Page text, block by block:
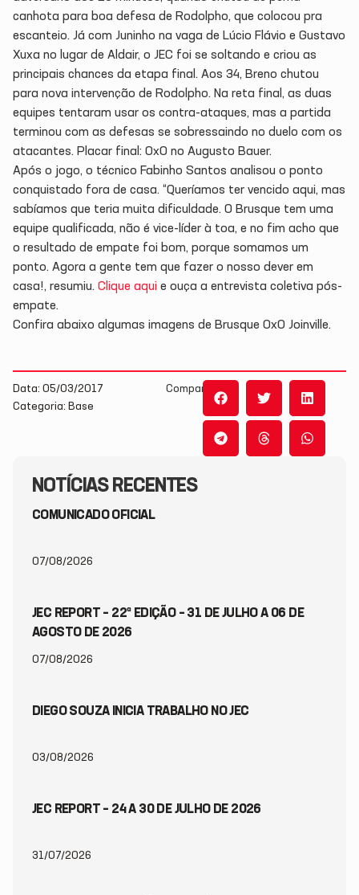
NOTÍCIAS RECENTES
COMUNICADO OFICIAL
07/08/2026
JEC REPORT – 22ª EDIÇÃO – 31 DE JULHO A 06 DE
AGOSTO DE 2026
07/08/2026
DIEGO SOUZA INICIA TRABALHO NO JEC
03/08/2026
JEC REPORT – 24 A 30 DE JULHO DE 2026
31/07/2026
canhota para boa defesa de Rodolpho, que colocou pra
escanteio. Já com Juninho na vaga de Lúcio Flávio e Gustavo
Xuxa no lugar de Aldair, o JEC foi se soltando e criou as
principais chances da etapa final. Aos 34, Breno chutou
para nova intervenção de Rodolpho. Na reta final, as duas
equipes tentaram usar os contra-ataques, mas a partida
terminou com as defesas se sobressaindo no duelo com os
atacantes. Placar final: 0x0 no Augusto Bauer.
Após o jogo, o técnico Fabinho Santos analisou o ponto
conquistado fora de casa. “Queríamos ter vencido aqui, mas
sabíamos que teria muita dificuldade. O Brusque tem uma
equipe qualificada, não é vice-líder à toa, e no fim acho que
o resultado de empate foi bom, porque somamos um
ponto. Agora a gente tem que fazer o nosso dever em
casa!, resumiu. Clique aqui e ouça a entrevista coletiva pós-
empate.
Confira abaixo algumas imagens de Brusque 0x0 Joinville.
Data: 05/03/2017
Categoria: Base
Compartilhe: